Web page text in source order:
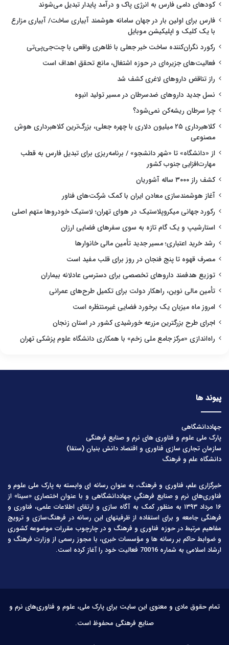
کودهای دامی فارس به انرژی پاک و درآمد پایدار تبدیل می‌شوند
فارس برای اولین بار در جهان سامانه هوشمند آبیاری ساخت/ آبیاری مزارع
با یک کلیک و اپلیکیشن موبایل
رکورد نگران‌کننده ساخت خبر جعلی با ظاهری واقعی با چت‌جی‌پی‌تی
فعالیت‌های جزیره‌ای در حوزه اشتغال، مانع تحقق اهداف است
راز تناقض داروهای لاغری کشف شد
نسل جدید داروهای ضدسرطان در مسیر تولید انبوه
چرا سرطان ریشه‌کن نمی‌شود؟
کلاهبرداری ۲۵ میلیون دلاری با چهره جعلی، بزرگ‌ترین کلاهبرداری هوش
مصنوعی
از «دانشگاه» تا «شهر دانشجو» / برنامه‌ریزی برای تبدیل فارس به قطب
مهارت‌افزایی جنوب کشور
کشف راز ۳۰۰۰ ساله آشوریان
آغاز هوشمندسازی معادن ایران با کمک شرکت‌های فناور
رکورد جهانی میکروپلاستیک در هوای تهران؛ لاستیک خودروها متهم اصلی
استارشیپ و یک گام تازه به سوی سفرهای فضایی ارزان
رشد خرید اعتباری؛ مسیر جدید تأمین مالی خانوارها
مصرف قهوه تا پنج فنجان در روز برای قلب مفید است
توزیع هدفمند داروهای تخصصی برای دسترسی عادلانه بیماران
تأمین مالی نوین، راهکار دولت برای تکمیل طرح‌های عمرانی
امروز ماه میزبان یک برخورد فضایی غیرمنتظره است
اجرای طرح بزرگترین مزرعه خورشیدی کشور در استان زنجان
راه‌اندازی «مرکز جامع ملی زخم» با همکاری دانشگاه علوم پزشکی تهران
پیوند ها
جهاددانشگاهی
پارک ملی علوم و فناوری های نرم و صنایع فرهنگی
سازمان تجاری سازی فناوری و اقتصاد دانش بنیان (ستفا)
دانشگاه علم و فرهنگ
خبرگزاری علم، فناوری و فرهنگ، به عنوان رسانه ای وابسته به پارک ملی علوم و
فناوری‌های نرم و صنایع فرهنگیِ جهاددانشگاهی و با عنوان اختصاری «سینا» از
۱۶ مرداد ۱۳۹۳ به منظور کمک به آگاه سازی و ارتقای اطلاعات علمی، فناوری و
فرهنگی جامعه و برای استفاده از ظرفیتهای این رسانه در فرهنگ‌سازی و ترویج
مفاهیم مرتبط در حوزه فناوری و فرهنگ و در چارچوب مقررات موضوعه کشوری
و ضوابط حاکم بر رسانه ها و مؤسسات خبری، با مجوز رسمی از وزارت فرهنگ و
ارشاد اسلامی به شماره 70016 فعالیت خود را آغاز کرده است.
تمام حقوق مادی و معنوی این سایت برای پارک ملی، علوم و فناوری‌های نرم و
صنایع فرهنگی محفوظ است.